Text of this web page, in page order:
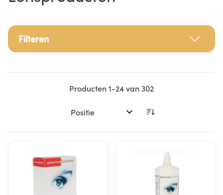
Filteren
Producten1-24van302
Sorteer op: